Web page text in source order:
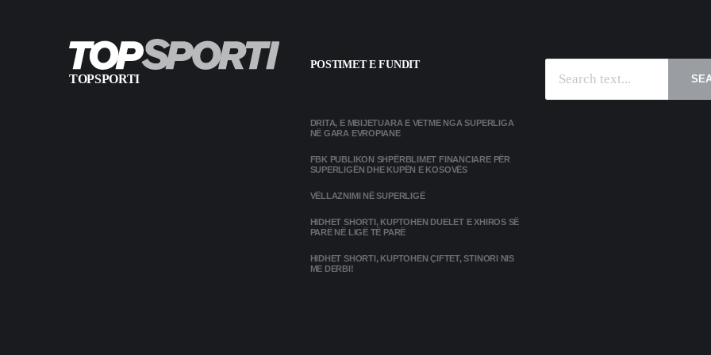
TOPSPORTI
POSTIMET E FUNDIT
DRITA, E MBIJETUARA E VETME NGA SUPERLIGA
NË GARA EVROPIANE
FBK PUBLIKON SHPËRBLIMET FINANCIARE PËR
SUPERLIGËN DHE KUPËN E KOSOVËS
VËLLAZNIMI NË SUPERLIGË
HIDHET SHORTI, KUPTOHEN DUELET E XHIROS SË
PARË NË LIGË TË PARË
HIDHET SHORTI, KUPTOHEN ÇIFTET, STINORI NIS
ME DERBI!